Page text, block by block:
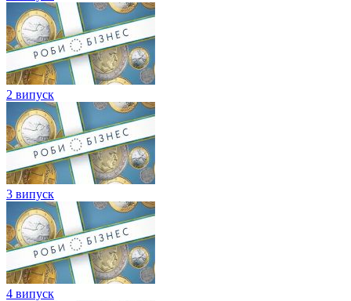
2 випуск
3 випуск
4 випуск